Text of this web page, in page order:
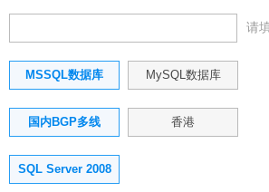
请
MSSQL数据库 MySQL数据库
国内BGP多线 香港
SQL Server 2008